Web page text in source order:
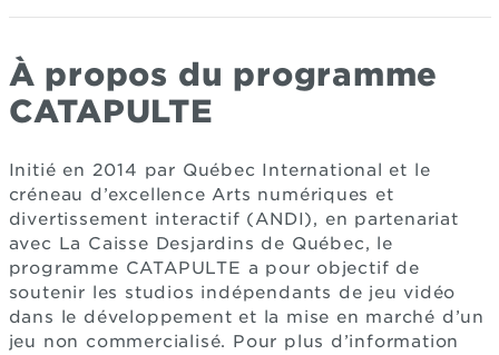
À propos du programme
CATAPULTE
Initié en 2014 par Québec International et le
créneau d’excellence Arts numériques et
divertissement interactif (ANDI), en partenariat
avec La Caisse Desjardins de Québec, le
programme CATAPULTE a pour objectif de
soutenir les studios indépendants de jeu vidéo
dans le développement et la mise en marché d’un
jeu non commercialisé. Pour plus d’information